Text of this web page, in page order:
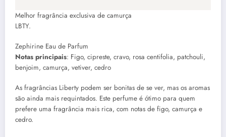
Melhor fragrância exclusiva de camurça
LBTY.
Zephirine Eau de Parfum
Notas principais: Figo, cipreste, cravo, rosa centifolia, patchouli,
benjoim, camurça, vetiver, cedro
As fragrâncias Liberty podem ser bonitas de se ver, mas os aromas
são ainda mais requintados. Este perfume é ótimo para quem
prefere uma fragrância mais rica, com notas de figo, camurça e
cedro.